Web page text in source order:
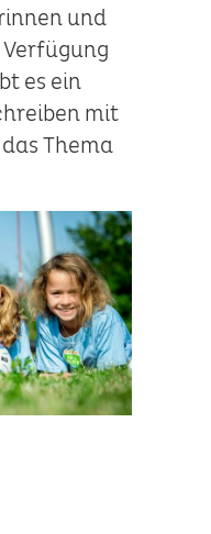
und
es ein
mit
Thema